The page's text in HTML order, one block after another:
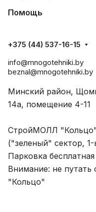
Помощь
+375 (44) 537-16-15
info@mnogotehniki.by
beznal@mnogotehniki.by
Минский район,
14а, помещение 4-11
СтройМОЛЛ
("зеленый" сектор,
Парковка бесплатная
Внимание: не
"Кольцо"